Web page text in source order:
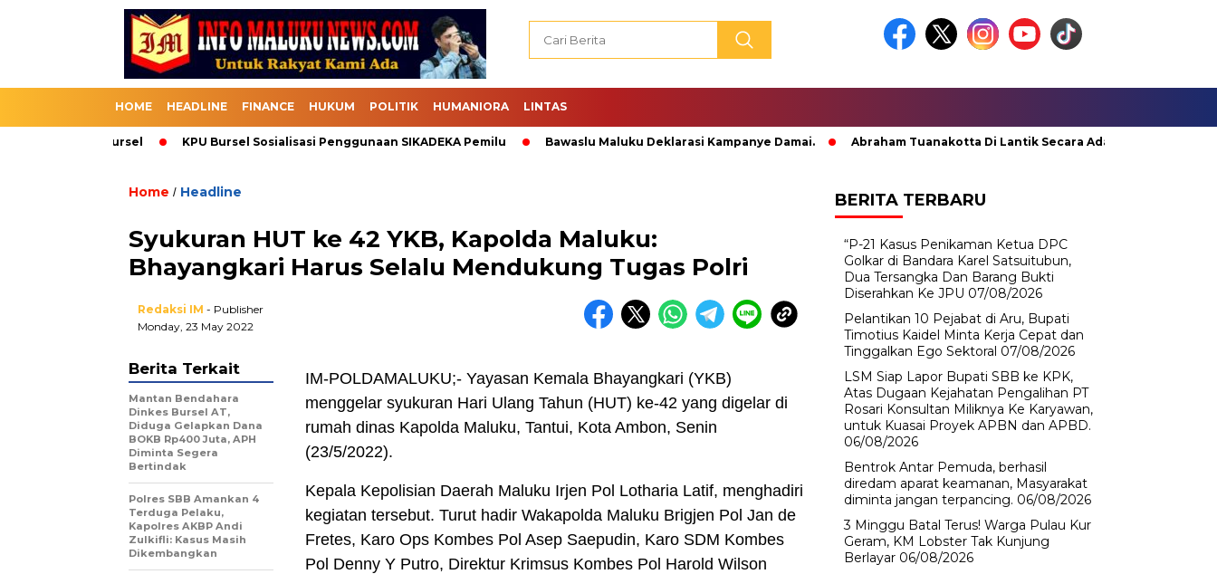
HOME HEADLINE FINANCE HUKUM POLITIK HUMANIORA LINTAS
KPU Bursel Sosialisasi Penggunaan SIKADEKA Pemilu Bawaslu Maluku Deklarasi Kampanye Damai. Abraham Tuanakotta Di Lantik Secara Adat; Pj Bupati Malteng
Home / Headline
Syukuran HUT ke 42 YKB, Kapolda Maluku:
Bhayangkari Harus Selalu Mendukung Tugas Polri
Redaksi IM - Publisher
Monday, 23 May 2022
IM-POLDAMALUKU;- Yayasan Kemala Bhayangkari (YKB)
menggelar syukuran Hari Ulang Tahun (HUT) ke-42 yang digelar di
rumah dinas Kapolda Maluku, Tantui, Kota Ambon, Senin
(23/5/2022).
Kepala Kepolisian Daerah Maluku Irjen Pol Lotharia Latif, menghadiri
kegiatan tersebut. Turut hadir Wakapolda Maluku Brigjen Pol Jan de
Fretes, Karo Ops Kombes Pol Asep Saepudin, Karo SDM Kombes
Pol Denny Y Putro, Direktur Krimsus Kombes Pol Harold Wilson
Berita Terkait
Mantan Bendahara
Dinkes Bursel AT,
Diduga Gelapkan Dana
BOKB Rp400 Juta, APH
Diminta Segera
Bertindak
Polres SBB Amankan 4
Terduga Pelaku,
Kapolres AKBP Andi
Zulkifli: Kasus Masih
Dikembangkan
BERITA TERBARU
“P-21 Kasus Penikaman Ketua DPC
Golkar di Bandara Karel Satsuitubun,
Dua Tersangka Dan Barang Bukti
Diserahkan Ke JPU 07/08/2026
Pelantikan 10 Pejabat di Aru, Bupati
Timotius Kaidel Minta Kerja Cepat dan
Tinggalkan Ego Sektoral 07/08/2026
LSM Siap Lapor Bupati SBB ke KPK,
Atas Dugaan Kejahatan Pengalihan PT
Rosari Konsultan Miliknya Ke Karyawan,
untuk Kuasai Proyek APBN dan APBD.
06/08/2026
Bentrok Antar Pemuda, berhasil
diredam aparat keamanan, Masyarakat
diminta jangan terpancing. 06/08/2026
3 Minggu Batal Terus! Warga Pulau Kur
Geram, KM Lobster Tak Kunjung
Berlayar 06/08/2026